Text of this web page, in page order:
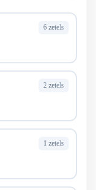
6 zetels
2 zetels
1 zetels